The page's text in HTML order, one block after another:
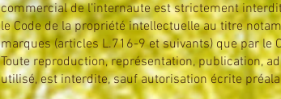
commercial de l’internaute est strictement
le Code de la propriété intellectuelle au titre
marques (articles L.716-9 et suivants) que par le
Toute reproduction, représentation, publication,
utilisé, est interdite, sauf autorisation écrite